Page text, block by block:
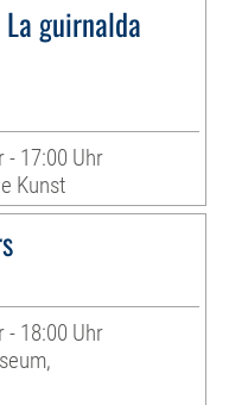
guirnalda
- 17:00 Uhr
Kunst
- 18:00 Uhr